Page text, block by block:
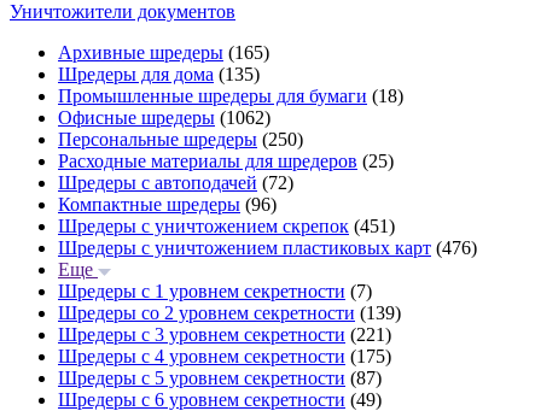
Уничтожители документов
Архивные шредеры (165)
Шредеры для дома (135)
Промышленные шредеры для бумаги (18)
Офисные шредеры (1062)
Персональные шредеры (250)
Расходные материалы для шредеров (25)
Шредеры с автоподачей (72)
Компактные шредеры (96)
Шредеры с уничтожением скрепок (451)
Шредеры с уничтожением пластиковых карт (476)
Еще
Шредеры с 1 уровнем секретности (7)
Шредеры со 2 уровнем секретности (139)
Шредеры с 3 уровнем секретности (221)
Шредеры с 4 уровнем секретности (175)
Шредеры с 5 уровнем секретности (87)
Шредеры с 6 уровнем секретности (49)